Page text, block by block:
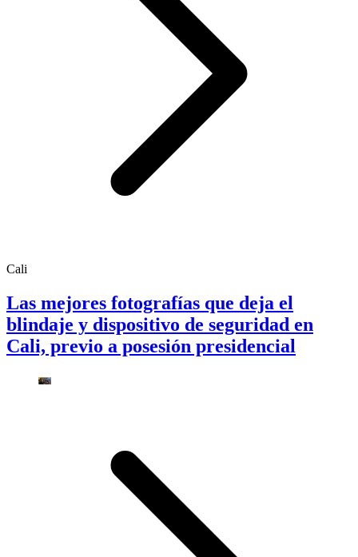
Cali
Las mejores fotografías que deja el
blindaje y dispositivo de seguridad en
Cali, previo a posesión presidencial